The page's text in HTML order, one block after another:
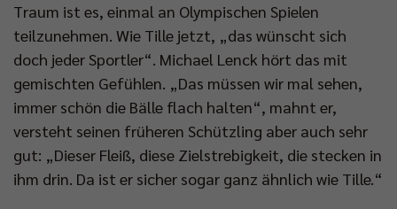
Traum ist es, einmal an Olympischen Spielen
teilzunehmen. Wie Tille jetzt, „das wünscht sich
doch jeder Sportler“. Michael Lenck hört das mit
gemischten Gefühlen. „Das müssen wir mal sehen,
immer schön die Bälle flach halten“, mahnt er,
versteht seinen früheren Schützling aber auch sehr
gut: „Dieser Fleiß, diese Zielstrebigkeit, die stecken in
ihm drin. Da ist er sicher sogar ganz ähnlich wie Tille.“